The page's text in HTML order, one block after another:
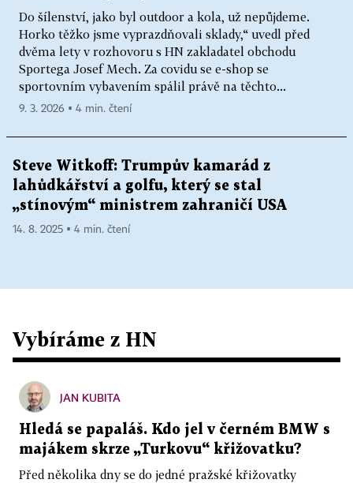
Do šílenství, jako byl outdoor a kola, už nepůjdeme.
Horko těžko jsme vyprazdňovali sklady,“ uvedl před
dvěma lety v rozhovoru s HN zakladatel obchodu
Sportega Josef Mech. Za covidu se e-shop se
sportovním vybavením spálil právě na těchto...
9. 3. 2026 ▪ 4 min. čtení
Steve Witkoff: Trumpův kamarád z
lahůdkářství a golfu, který se stal
„stínovým“ ministrem zahraničí USA
14. 8. 2025 ▪ 4 min. čtení
Vybíráme z HN
JAN KUBITA
Hledá se papaláš. Kdo jel v černém BMW s
majákem skrze „Turkovu“ křižovatku?
Před několika dny se do jedné pražské křižovatky